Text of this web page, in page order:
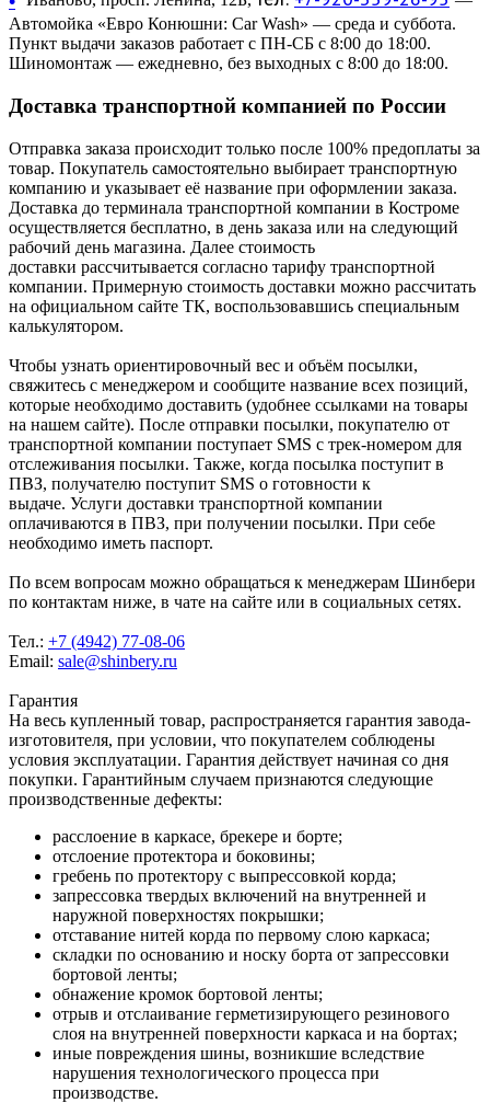
Автомойка «Евро Конюшни: Car Wash» — среда и суббота.
Пункт выдачи заказов работает с ПН-СБ с 8:00 до 18:00.
Шиномонтаж — ежедневно, без выходных с 8:00 до 18:00.
Доставка транспортной компанией по России
Отправка заказа происходит только после 100% предоплаты за
товар. Покупатель самостоятельно выбирает транспортную
компанию и указывает её название при оформлении заказа.
Доставка до терминала транспортной компании в Костроме
осуществляется бесплатно, в день заказа или на следующий
рабочий день магазина. Далее стоимость
доставки рассчитывается согласно тарифу транспортной
компании. Примерную стоимость доставки можно рассчитать
на официальном сайте ТК, воспользовавшись специальным
калькулятором.
Чтобы узнать ориентировочный вес и объём посылки,
свяжитесь с менеджером и сообщите название всех позиций,
которые необходимо доставить (удобнее ссылками на товары
на нашем сайте). После отправки посылки, покупателю от
транспортной компании поступает SMS с трек-номером для
отслеживания посылки. Также, когда посылка поступит в
ПВЗ, получателю поступит SMS о готовности к
выдаче. Услуги доставки транспортной компании
оплачиваются в ПВЗ, при получении посылки. При себе
необходимо иметь паспорт.
По всем вопросам можно обращаться к менеджерам Шинбери
по контактам ниже, в чате на сайте или в социальных сетях.
Тел.: +7 (4942) 77-08-06
Email: sale@shinbery.ru
Гарантия
На весь купленный товар, распространяется гарантия завода-
изготовителя, при условии, что покупателем соблюдены
условия эксплуатации. Гарантия действует начиная со дня
покупки. Гарантийным случаем признаются следующие
производственные дефекты:
расслоение в каркасе, брекере и борте;
отслоение протектора и боковины;
гребень по протектору с выпрессовкой корда;
запрессовка твердых включений на внутренней и
наружной поверхностях покрышки;
отставание нитей корда по первому слою каркаса;
складки по основанию и носку борта от запрессовки
бортовой ленты;
обнажение кромок бортовой ленты;
отрыв и отслаивание герметизирующего резинового
слоя на внутренней поверхности каркаса и на бортах;
иные повреждения шины, возникшие вследствие
нарушения технологического процесса при
производстве.